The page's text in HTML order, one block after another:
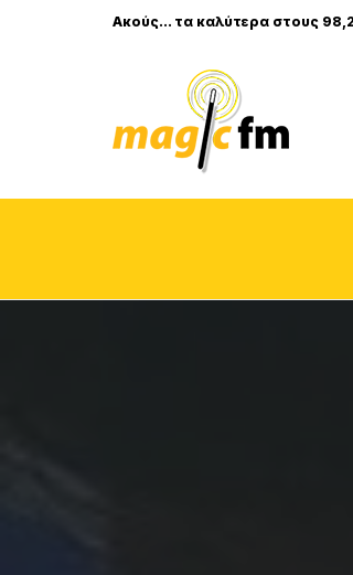
Ακούς... τα καλύτερα στους 98,2